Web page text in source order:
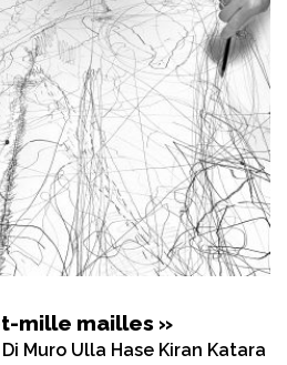
mille mailles »
Muro Ulla Hase Kiran Katara